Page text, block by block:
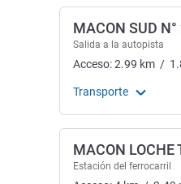
MACON SUD N°
Salida a la autopista
Acceso:2.99 km /
Transporte
MACON LOCHE
Estación del ferrocarril